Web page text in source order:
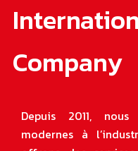
Company
Depuis 2011,
modernes à